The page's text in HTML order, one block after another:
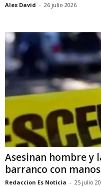
Alex David - 26 julio 2026
Asesinan hombre y
barranco con
Redaccion Es Noticia - 25 julio